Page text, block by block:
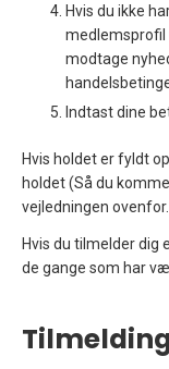
Hvis du ikke
medlemsprofil
modtage
Indtast dine
Hvis holdet er fyldt
holdet (Så du
vejledningen ovenfor.
Hvis du tilmelder dig
de gange som har